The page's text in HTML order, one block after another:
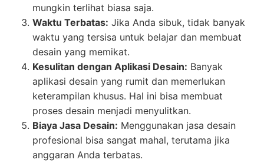
mungkin terlihat biasa saja.
Waktu Terbatas: Jika Anda sibuk, tidak banyak
waktu yang tersisa untuk belajar dan membuat
desain yang memikat.
Kesulitan dengan Aplikasi Desain: Banyak
aplikasi desain yang rumit dan memerlukan
keterampilan khusus. Hal ini bisa membuat
proses desain menjadi menyulitkan.
Biaya Jasa Desain: Menggunakan jasa desain
profesional bisa sangat mahal, terutama jika
anggaran Anda terbatas.